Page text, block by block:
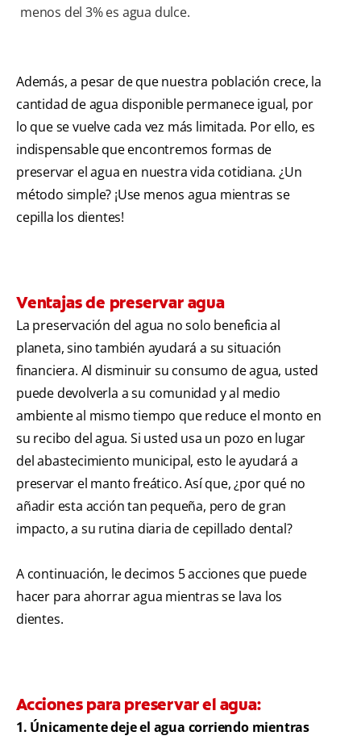
menos del 3% es agua dulce.
Además, a pesar de que nuestra población crece, la
cantidad de agua disponible permanece igual, por
lo que se vuelve cada vez más limitada. Por ello, es
indispensable que encontremos formas de
preservar el agua en nuestra vida cotidiana. ¿Un
método simple? ¡Use menos agua mientras se
cepilla los dientes!
Ventajas de preservar agua
La preservación del agua no solo beneficia al
planeta, sino también ayudará a su situación
financiera. Al disminuir su consumo de agua, usted
puede devolverla a su comunidad y al medio
ambiente al mismo tiempo que reduce el monto en
su recibo del agua. Si usted usa un pozo en lugar
del abastecimiento municipal, esto le ayudará a
preservar el manto freático. Así que, ¿por qué no
añadir esta acción tan pequeña, pero de gran
impacto, a su rutina diaria de cepillado dental?
A continuación, le decimos 5 acciones que puede
hacer para ahorrar agua mientras se lava los
dientes.
Acciones para preservar el agua:
1. Únicamente deje el agua corriendo mientras